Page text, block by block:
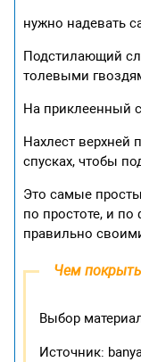
нужно надевать
Подстилающий
толевыми
На приклеенный
Нахлест
спусках, чтобы
Это самые
по простоте, и
правильно
Чем
Выбор
Источник: